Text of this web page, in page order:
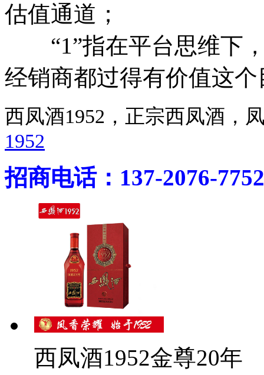
估值通道；
“1”指在平台思维下，
经销商都过得有价值这
西凤酒1952，正宗西凤酒
1952
招商电话：137-2076-7752
西凤酒1952金尊20年